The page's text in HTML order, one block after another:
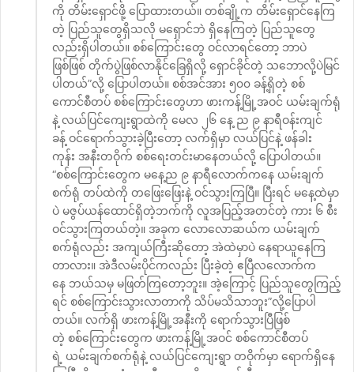
ကို တိမ်းရှောင်ဖို့ ပြောထားတယ်။ တစ်ချို့က တိမ်းရှောင်နေကြ
တဲ့ ပြည်သူတွေရှိသလို မရှောင်ဘဲ ရှိနေကြတဲ့ ပြည်သူတွေ
လည်းရှိပါတယ်။ စစ်ကြောင်းတွေ ဝင်လာရင်တော့ ဘာပဲ
ဖြစ်ဖြစ် တိုက်ပွဲဖြစ်လာနိုင်ခြေရှိလို့ ရှောင်ခိုင်တဲ့ သဘောလို့ပဲမြင်
ပါတယ်”လို့ ပြောပါတယ်။ စစ်အင်အား ၅၀၀ ခန့်ရှိတဲ့ စစ်
ကောင်စီတပ် စစ်ကြောင်းတွေဟာ ဖားကန့်မြို့အဝင် ယမ်းချက်ရုံ
နဲ့ လယ်ပြင်ကျေးရွာထဲကို မေလ ၂၆ နေ့ ည ၉ နာရီဝန်းကျင်
ခန့် ဝင်ရောက်သွားခဲ့ပြီးတော့ လက်ရှိမှာ လယ်ပြင်နဲ့ ဖန်ခါး
ကုန်း အနီးတဝိုက် စစ်ရေးတင်းမာနေတယ်လို့ ပြောပါတယ်။
“စစ်ကြောင်းတွေက မနေ့ည ၉ နာရီလောက်ကနေ ယမ်းချက်
စက်ရုံ တပ်ထဲကို တဖြေးဖြေးနဲ့ ဝင်သွားကြပြီ။ ပြီးရင် မနေ့ထဲမှာ
ပဲ မဇွပ်ယန်ထောင်ရှိတဲ့ဘက်ကို လူအပြည့်အတင်တဲ့ ကား ၆ စီး
ဝင်သွားကြတယ်တဲ့။ အခုက လောလောဆယ်က ယမ်းချက်
စက်ရုံလည်း အကျယ်ကြီးဆိုတော့ အဲထဲမှာပဲ နေရာယူနေကြ
တာလား။ အဲဒီလမ်းပိုင်ကလည်း ပြီးခဲ့တဲ့ ဧပြီလလောက်က
နေ ဘယ်သမှ မဖြတ်ကြတော့ဘူး။ အဲ့ကြောင့် ပြည်သူတွေကြည့်
ရင် စစ်ကြောင်းသွားလာတာကို သိပ်မသိသာဘူး”လို့ပြောပါ
တယ်။ လက်ရှိ ဖားကန့်မြို့အနီးကို ရောက်သွားပြီဖြစ်
တဲ့ စစ်ကြောင်းတွေက ဖားကန့်မြို့အဝင် စစ်ကောင်စီတပ်
ရဲ့ ယမ်းချက်စက်ရုံနဲ့ လယ်ပြင်ကျေးရွာ တဝိုက်မှာ ရောက်ရှိနေ